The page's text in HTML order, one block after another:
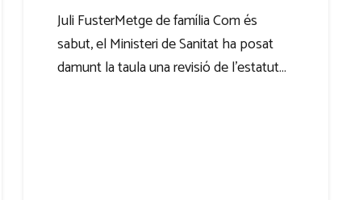
Juli FusterMetge de família Com és
sabut, el Ministeri de Sanitat ha posat
damunt la taula una revisió de l’estatut…